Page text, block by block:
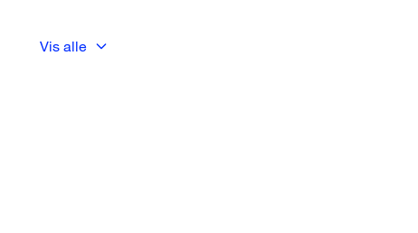
Vis alle